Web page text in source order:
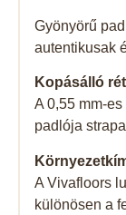
Gyönyörű
autentikusak
Kopásálló
A 0,55 mm-
padlója
A Vivafloors
különösen a